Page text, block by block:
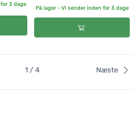
3 dage
På lager - Vi sender inden for 3 dage
1 / 4 Næste